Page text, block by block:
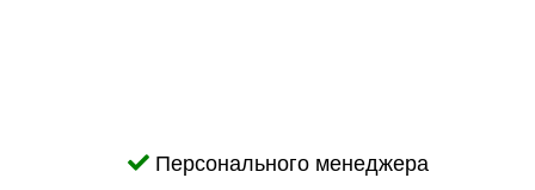
Персонального менеджера